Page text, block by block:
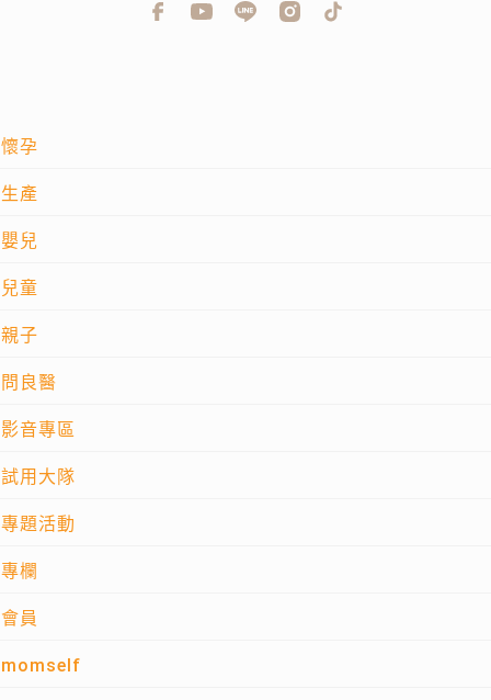
懷孕
生產
嬰兒
兒童
親子
問良醫
影音專區
試用大隊
專題活動
專欄
會員
momself